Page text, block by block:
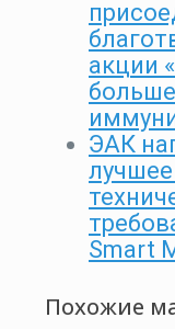
акции
ЭАК
Smart
Похожие